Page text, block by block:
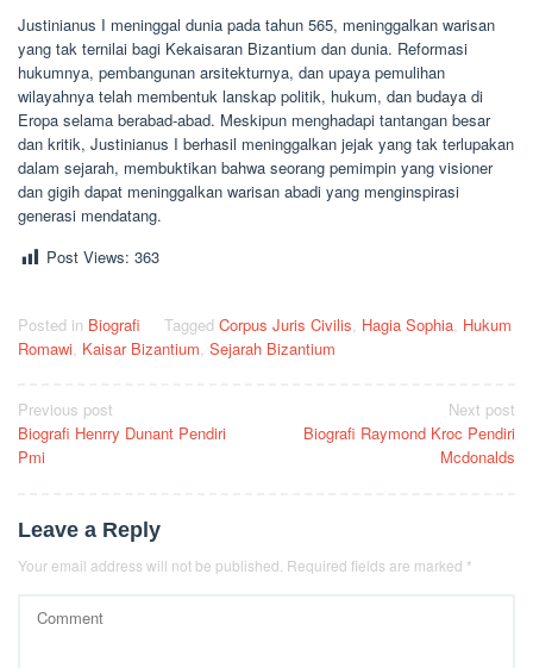
Justinianus I meninggal dunia pada tahun 565, meninggalkan warisan
yang tak ternilai bagi Kekaisaran Bizantium dan dunia. Reformasi
hukumnya, pembangunan arsitekturnya, dan upaya pemulihan
wilayahnya telah membentuk lanskap politik, hukum, dan budaya di
Eropa selama berabad-abad. Meskipun menghadapi tantangan besar
dan kritik, Justinianus I berhasil meninggalkan jejak yang tak terlupakan
dalam sejarah, membuktikan bahwa seorang pemimpin yang visioner
dan gigih dapat meninggalkan warisan abadi yang menginspirasi
generasi mendatang.
Post Views: 363
Posted in Biografi Tagged Corpus Juris Civilis, Hagia Sophia, Hukum
Romawi, Kaisar Bizantium, Sejarah Bizantium
Post
navigation
Previous post
Biografi Henrry Dunant Pendiri
Pmi
Next post
Biografi Raymond Kroc Pendiri
Mcdonalds
Leave a Reply
Your email address will not be published. Required fields are marked *